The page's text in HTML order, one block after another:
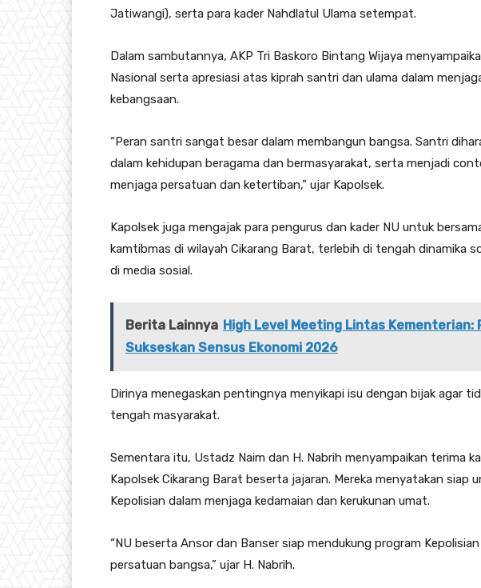
Jatiwangi), serta para kader Nahdlatul Ulama setempat.
Dalam sambutannya, AKP Tri Baskoro Bintang Wijaya
Nasional serta apresiasi atas kiprah santri dan ulama dalam
kebangsaan.
“Peran santri sangat besar dalam membangun bangsa. Santri
dalam kehidupan beragama dan bermasyarakat, serta menjadi
menjaga persatuan dan ketertiban,” ujar Kapolsek.
Kapolsek juga mengajak para pengurus dan kader NU untuk
kamtibmas di wilayah Cikarang Barat, terlebih di tengah dinamika
di media sosial.
Berita Lainnya High Level Meeting Lintas Kementerian:
Sukseskan Sensus Ekonomi 2026
Dirinya menegaskan pentingnya menyikapi isu dengan bijak agar
tengah masyarakat.
Sementara itu, Ustadz Naim dan H. Nabrih menyampaikan terima
Kapolsek Cikarang Barat beserta jajaran. Mereka menyatakan siap
Kepolisian dalam menjaga kedamaian dan kerukunan umat.
“NU beserta Ansor dan Banser siap mendukung program
persatuan bangsa,” ujar H. Nabrih.